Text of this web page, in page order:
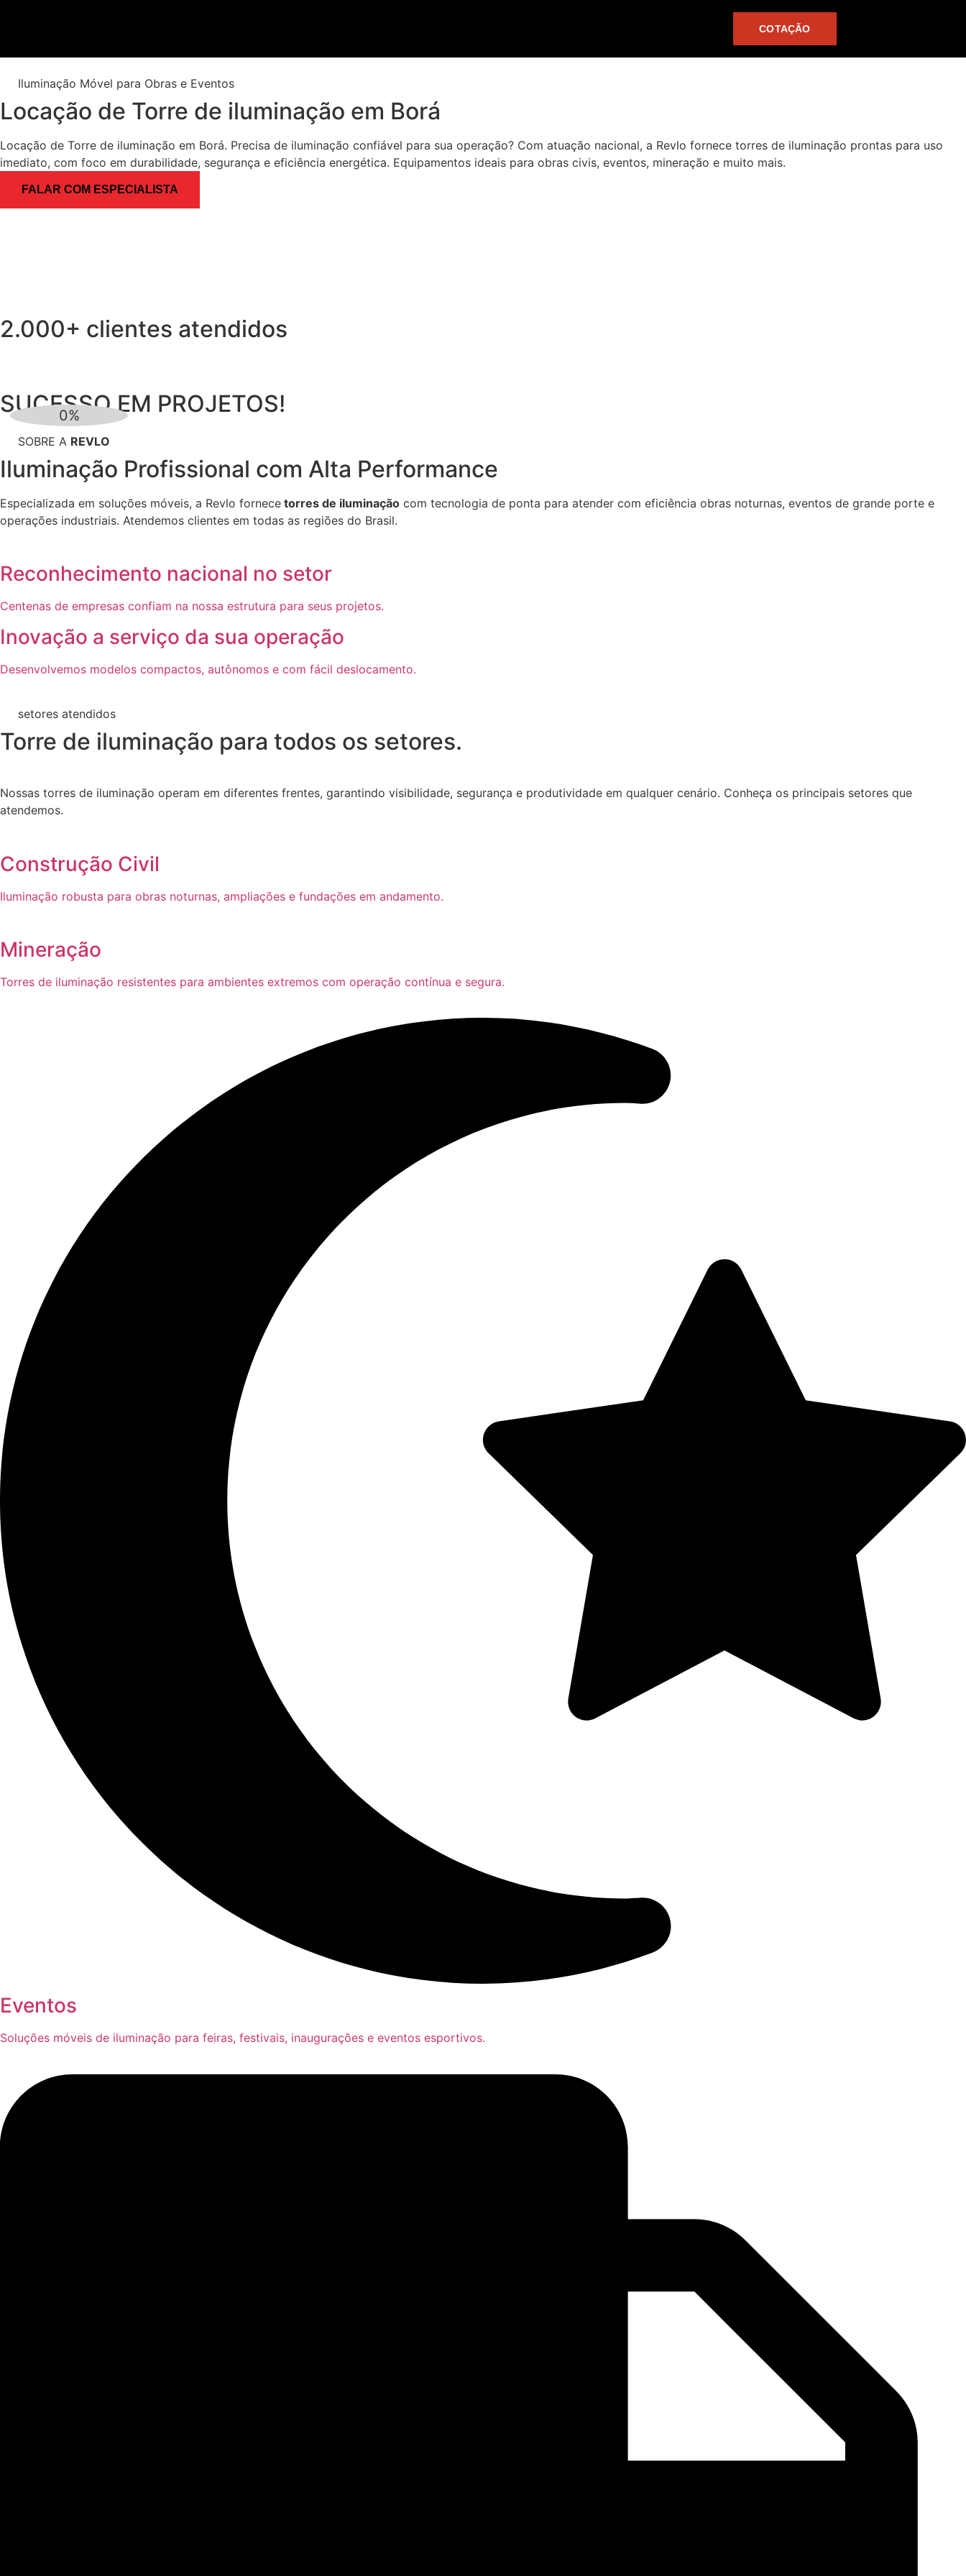
COTAÇÃO
Iluminação Móvel para Obras e Eventos
Locação de Torre de iluminação em Borá
Locação de Torre de iluminação em Borá. Precisa de iluminação confiável para sua operação? Com atuação nacional, a Revlo fornece torres de iluminação prontas para uso
imediato, com foco em durabilidade, segurança e eficiência energética. Equipamentos ideais para obras civis, eventos, mineração e muito mais.
FALAR COM ESPECIALISTA
2.000+ clientes atendidos
SUCESSO EM PROJETOS!
SOBRE A REVLO
Iluminação Profissional com Alta Performance
Especializada em soluções móveis, a Revlo fornece torres de iluminação com tecnologia de ponta para atender com eficiência obras noturnas, eventos de grande porte e
operações industriais. Atendemos clientes em todas as regiões do Brasil.
Reconhecimento nacional no setor
Centenas de empresas confiam na nossa estrutura para seus projetos.
Inovação a serviço da sua operação
Desenvolvemos modelos compactos, autônomos e com fácil deslocamento.
setores atendidos
Torre de iluminação para todos os setores.
Nossas torres de iluminação operam em diferentes frentes, garantindo visibilidade, segurança e produtividade em qualquer cenário. Conheça os principais setores que
atendemos.
Construção Civil
Iluminação robusta para obras noturnas, ampliações e fundações em andamento.
Mineração
Torres de iluminação resistentes para ambientes extremos com operação contínua e segura.
Eventos
Soluções móveis de iluminação para feiras, festivais, inaugurações e eventos esportivos.